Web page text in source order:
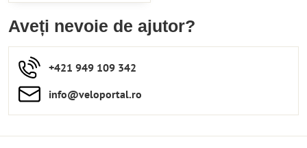
Aveți nevoie de ajutor?
+421 949 109 342
info​​@veloportal​.ro